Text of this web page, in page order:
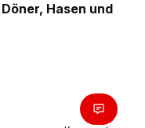
Hasen und